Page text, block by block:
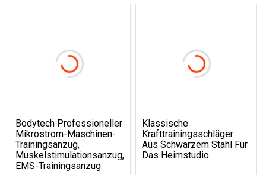
Bodytech Professioneller
Mikrostrom-Maschinen-
Trainingsanzug,
Muskelstimulationsanzug,
EMS-Trainingsanzug
Klassische
Krafttrainingsschläger
Aus Schwarzem Stahl Für
Das Heimstudio